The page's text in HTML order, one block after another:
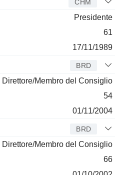
CHM
Presidente
61
17/11/1989
BRD
Direttore/Membro del Consiglio
54
01/11/2004
BRD
Direttore/Membro del Consiglio
66